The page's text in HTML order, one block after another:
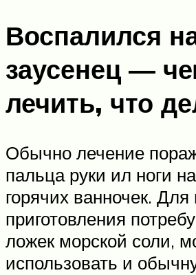
Воспалился
заусенец —
лечить, что
Обычно лечение
пальца руки ил ноги
горячих ванночек. Для
приготовления
ложек морской соли,
использовать и